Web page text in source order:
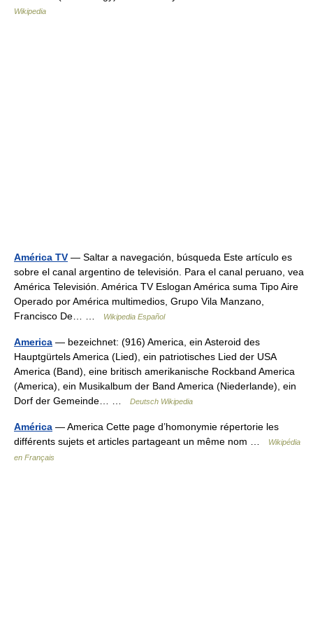
Wikipedia
América TV — Saltar a navegación, búsqueda Este artículo es
sobre el canal argentino de televisión. Para el canal peruano, vea
América Televisión. América TV Eslogan América suma Tipo Aire
Operado por América multimedios, Grupo Vila Manzano,
Francisco De… …
Wikipedia Español
America — bezeichnet: (916) America, ein Asteroid des
Hauptgürtels America (Lied), ein patriotisches Lied der USA
America (Band), eine britisch amerikanische Rockband America
(America), ein Musikalbum der Band America (Niederlande), ein
Dorf der Gemeinde… …
Deutsch Wikipedia
América — America Cette page d’homonymie répertorie les
différents sujets et articles partageant un même nom …
Wikipédia
en Français